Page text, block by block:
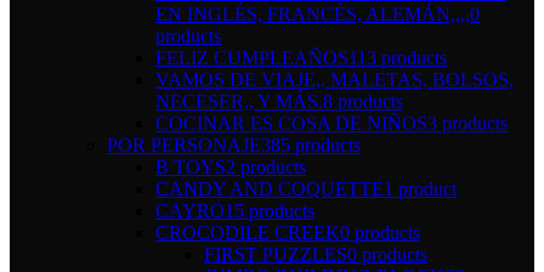
EN INGLÉS, FRANCÉS, ALEMÁN,,,,0
products
FELIZ CUMPLEAÑOS113 products
VAMOS DE VIAJE,, MALETAS, BOLSOS,
NECESER,, Y MÁS.8 products
COCINAR ES COSA DE NIÑOS3 products
POR PERSONAJE385 products
B TOYS2 products
CANDY AND COQUETTE1 product
CAYRO15 products
CROCODILE CREEK0 products
FIRST PUZZLES0 products